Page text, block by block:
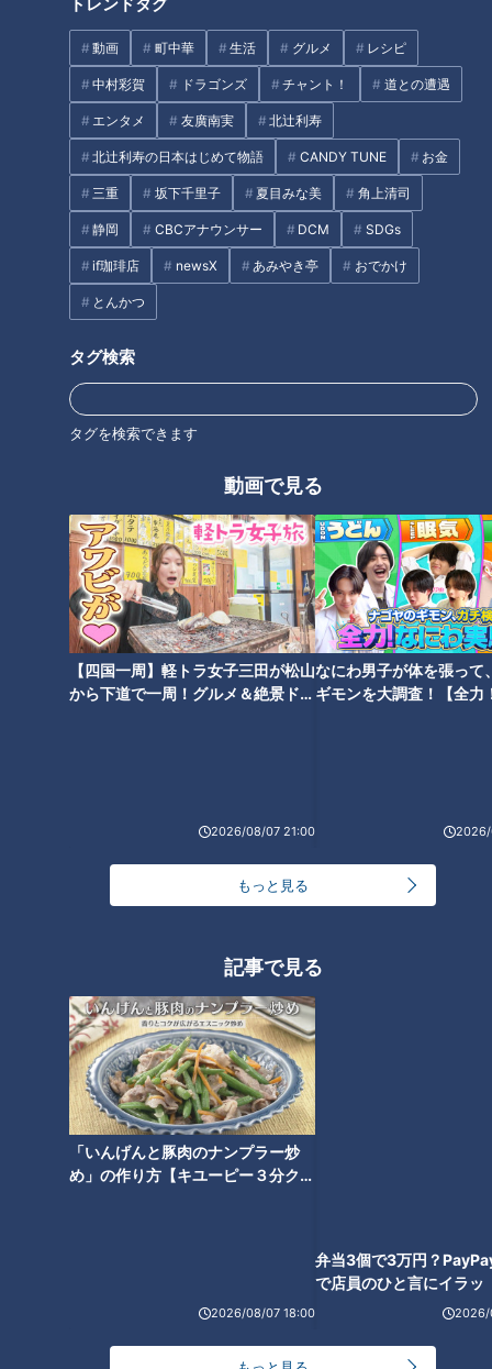
動画 町中華 生活 グルメ レシピ
中村彩賀 ドラゴンズ チャント！ 道との遭遇
エンタメ 友廣南実 北辻利寿
北辻利寿の日本はじめて物語 CANDY TUNE お金
三重 坂下千里子 夏目みな美 角上清司
静岡 CBCアナウンサー DCM SDGs
if珈琲店 newsX あみやき亭 おでかけ
とんかつ
タグ検索
タグを検索できます
動画で見る
【四国一周】軽トラ女子三田が松山
から下道で一周！グルメ＆絶景ドラ
2026/08/07 21:00
なにわ男子が体を張って
ギモンを大調査！【全力
2026/
もっと見る
記事で見る
「いんげんと豚肉のナンプラー炒
め」の作り方【キユーピー３分クッ
2026/08/07 18:00
弁当3個で3万円？
2026/
おすすめスポットを熱血リポートしています。
参道の名物グルメを食べ歩き！
今回は、日本三大稲荷のひとつ、岐阜県海津市にある商売繁盛
愛称の“おちょぼさん”という名で親しまれ、年末年始の賑わい
はもちろんのこと、年間およそ200万人が訪れるとか。
この“おちょぼさん”に近い大垣市出身の棚橋さんも、子どもの
頃から何度も訪れているそうで、「半地元！」と親しみのある
場所のよう。
その楽しみどころといえば、やはり参道での食べ歩き。棚橋さ
んが、久しぶりに懐かしいグルメにも出会いながら、新名物＆
人気グルメを食べまくりました！
まずは、棚橋さんもおちょぼさんに来たなら必ず食べるという
名物の“串カツ”
参道に10店舗以上ある串カツ店の中でも超有名店の『京や』に
「う～うまい！ 食べると地元に帰ってきたなって気がします
ね」と、久しぶりの味に棚橋さんは早くも満足な様子。